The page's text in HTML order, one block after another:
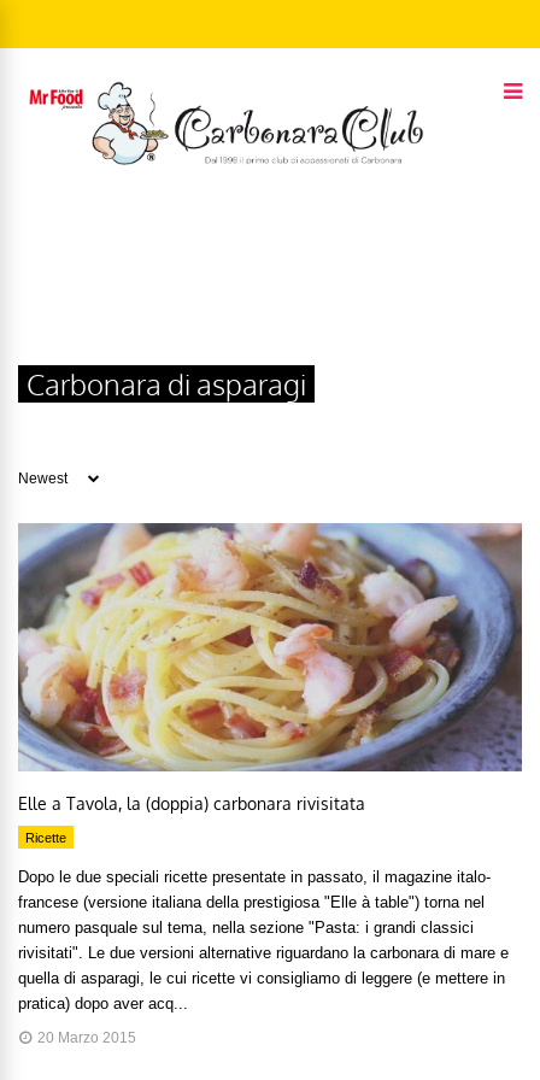
Carbonara di asparagi
Elle a Tavola, la (doppia) carbonara rivisitata
Ricette
Dopo le due speciali ricette presentate in passato, il magazine italo-
francese (versione italiana della prestigiosa "Elle à table") torna nel
numero pasquale sul tema, nella sezione "Pasta: i grandi classici
rivisitati". Le due versioni alternative riguardano la carbonara di mare e
quella di asparagi, le cui ricette vi consigliamo di leggere (e mettere in
pratica) dopo aver acq...
20 Marzo 2015